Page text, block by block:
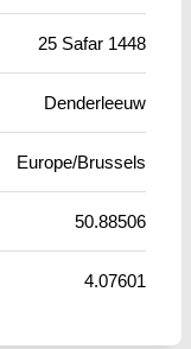
25 Safar 1448
Denderleeuw
Europe/Brussels
50.88506
4.07601